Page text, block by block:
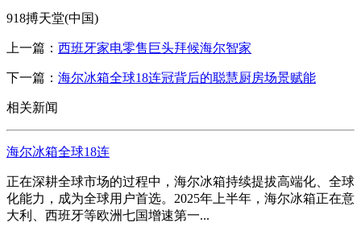
918搏天堂(中国)
上一篇： 西班牙家电零售巨头拜候海尔智家
下一篇： 海尔冰箱全球18连冠背后的聪慧厨房场景赋能
相关新闻
海尔冰箱全球18连
正在深耕全球市场的过程中，海尔冰箱持续提拔高端化、全球
化能力，成为全球用户首选。2025年上半年，海尔冰箱正在意
大利、西班牙等欧洲七国增速第一...